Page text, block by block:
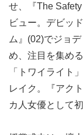
せ、『The
ビュー。デビッ
ム』(02)でジョ
め、注目を集め
「トワイライト
レイク。『アク
カ人女優として